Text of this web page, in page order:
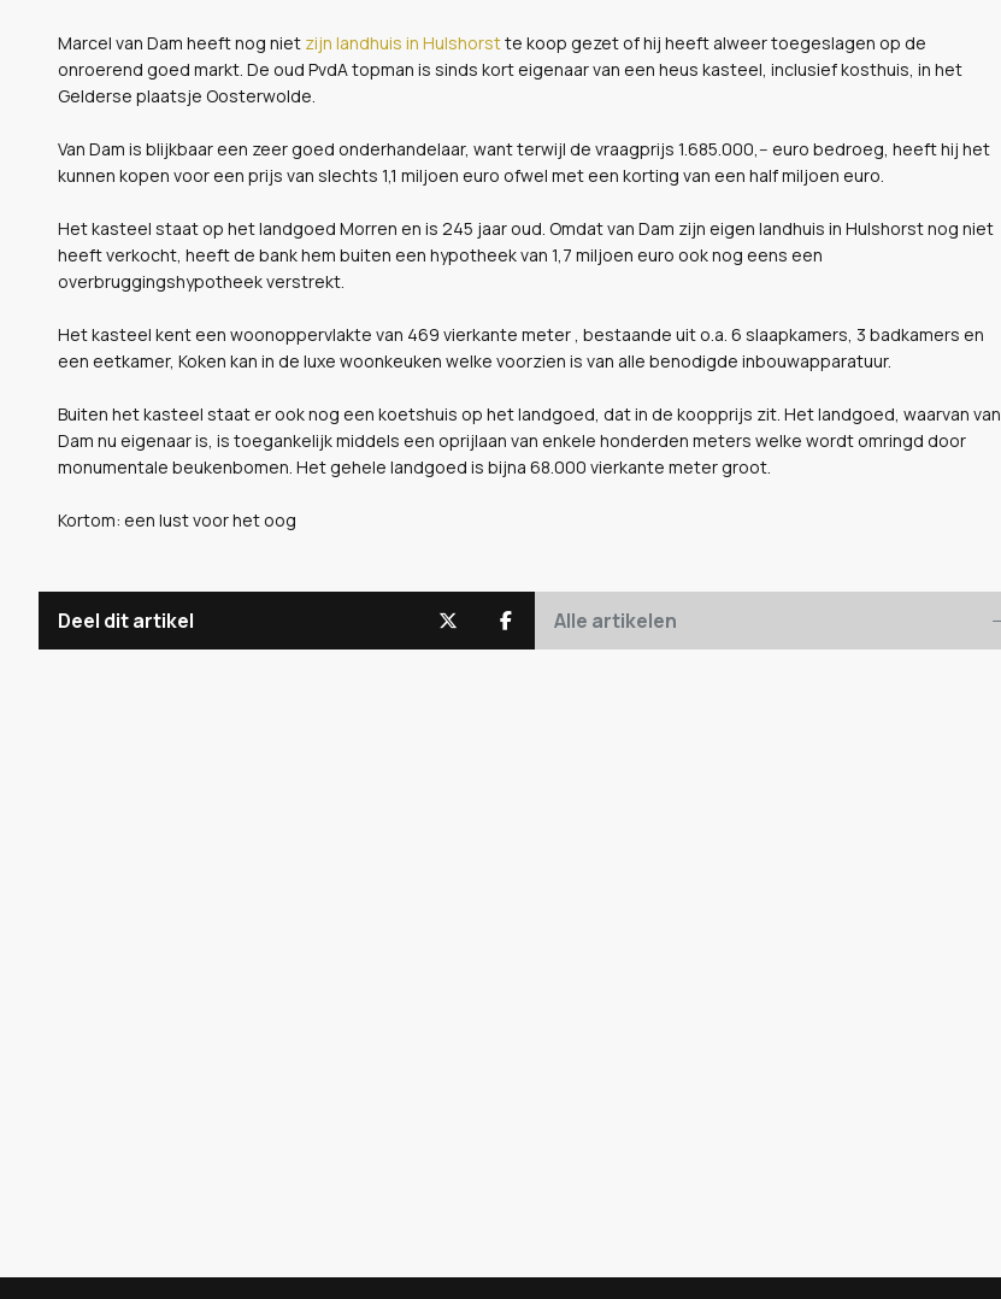
Marcel van Dam heeft nog niet zijn landhuis in Hulshorstte koop gezet of hij heeft alweer toegeslagen op de
onroerend goed markt. De oud PvdA topman is sinds kort eigenaar van een heus kasteel, inclusief kosthuis, in het
Gelderse plaatsje Oosterwolde.
Van Dam is blijkbaar een zeer goed onderhandelaar, want terwijl de vraagprijs 1.685.000,-- euro bedroeg, heeft hij het
kunnen kopen voor een prijs van slechts 1,1 miljoen euro ofwel met een korting van een half miljoen euro.
Het kasteel staat op het landgoed Morren en is 245 jaar oud. Omdat van Dam zijn eigen landhuis in Hulshorst nog niet
heeft verkocht, heeft de bank hem buiten een hypotheek van 1,7 miljoen euro ook nog eens een
overbruggingshypotheek verstrekt.
Het kasteel kent een woonoppervlakte van 469 vierkante meter , bestaande uit o.a. 6 slaapkamers, 3 badkamers en
een eetkamer, Koken kan in de luxe woonkeuken welke voorzien is van alle benodigde inbouwapparatuur.
Buiten het kasteel staat er ook nog een koetshuis op het landgoed, dat in de koopprijs zit. Het landgoed, waarvan van
Dam nu eigenaar is, is toegankelijk middels een oprijlaan van enkele honderden meters welke wordt omringd door
monumentale beukenbomen. Het gehele landgoed is bijna 68.000 vierkante meter groot.
Kortom: een lust voor het oog
Deel dit artikel Alle artikelen